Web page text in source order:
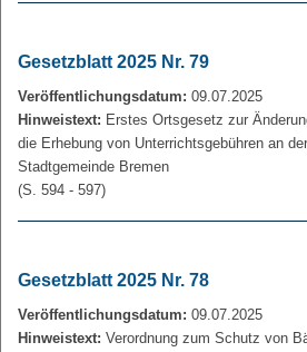
Gesetzblatt 2025 Nr. 79
Veröffentlichungsdatum: 09.07.2025
Hinweistext: Erstes Ortsgesetz zur
die Erhebung von Unterrichtsgebühren an
Stadtgemeinde Bremen
(S. 594 - 597)
Gesetzblatt 2025 Nr. 78
Veröffentlichungsdatum: 09.07.2025
Hinweistext: Verordnung zum Schutz von